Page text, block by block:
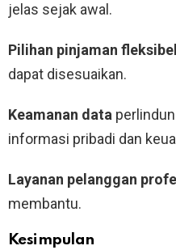
jelas sejak awal.
Pilihan pinjaman fleksibel
dapat disesuaikan.
Keamanan data
informasi pribadi dan
Layanan pelanggan
membantu.
Kesimpulan